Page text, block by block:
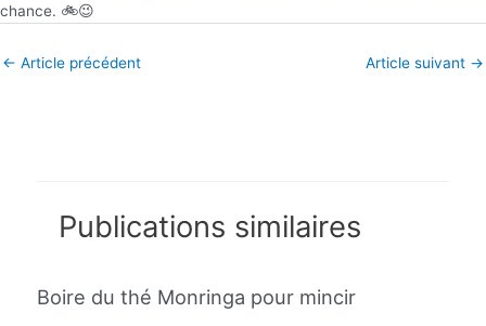
chance. 🚲😉
← Article précédent Article suivant →
Publications similaires
Boire du thé Monringa pour mincir